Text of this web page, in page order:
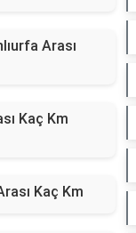
Arası
Kaç Km
Kaç Km